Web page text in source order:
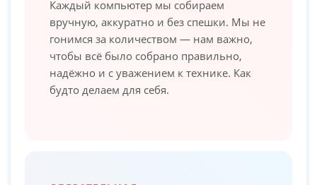
Каждый компьютер мы собираем
вручную, аккуратно и без спешки. Мы не
гонимся за количеством — нам важно,
чтобы всё было собрано правильно,
надёжно и с уважением к технике. Как
будто делаем для себя.